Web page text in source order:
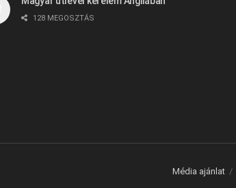
128 MEGOSZTÁS
Média ajánlat